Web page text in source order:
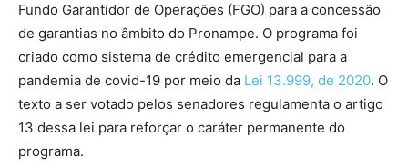
Fundo Garantidor de Operações (FGO) para a concessão
de garantias no âmbito do Pronampe. O programa foi
criado como sistema de crédito emergencial para a
pandemia de covid-19 por meio da Lei 13.999, de 2020. O
texto a ser votado pelos senadores regulamenta o artigo
13 dessa lei para reforçar o caráter permanente do
programa.